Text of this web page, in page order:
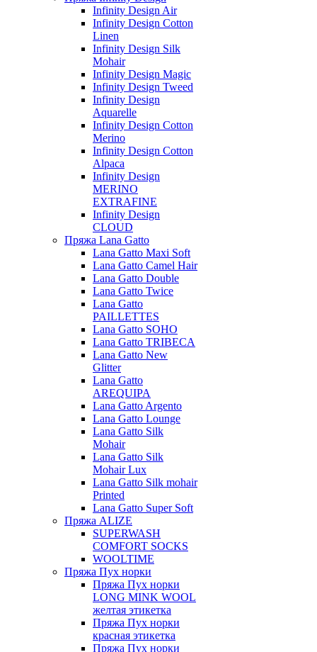
Infinity Design Air
Infinity Design Cotton
Linen
Infinity Design Silk
Mohair
Infinity Design Magic
Infinity Design Tweed
Infinity Design
Aquarelle
Infinity Design Cotton
Merino
Infinity Design Cotton
Alpaca
Infinity Design
MERINO
EXTRAFINE
Infinity Design
CLOUD
Пряжа Lana Gatto
Lana Gatto Maxi Soft
Lana Gatto Camel Hair
Lana Gatto Double
Lana Gatto Twice
Lana Gatto
PAILLETTES
Lana Gatto SOHO
Lana Gatto TRIBECA
Lana Gatto New
Glitter
Lana Gatto
AREQUIPA
Lana Gatto Argento
Lana Gatto Lounge
Lana Gatto Silk
Mohair
Lana Gatto Silk
Mohair Lux
Lana Gatto Silk mohair
Printed
Lana Gatto Super Soft
Пряжа ALIZE
SUPERWASH
COMFORT SOCKS
WOOLTIME
Пряжа Пух норки
Пряжа Пух норки
LONG MINK WOOL
желтая этикетка
Пряжа Пух норки
красная этикетка
Пряжа Пух норки